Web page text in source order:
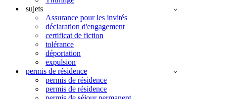
sujets
Assurance pour les invités
déclaration d'engagement
certificat de fiction
tolérance
déportation
expulsion
permis de résidence
permis de résidence
permis de résidence